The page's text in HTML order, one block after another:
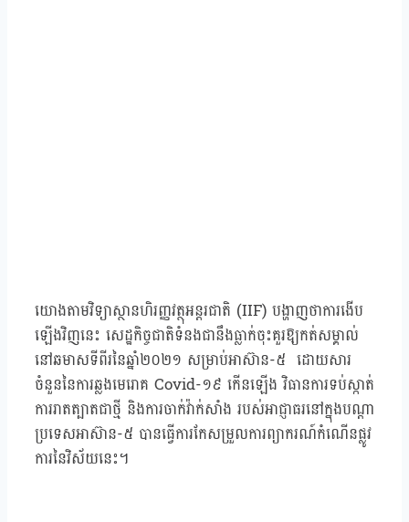
យោងតាមវិទ្យាស្ថានហិរញ្ញវត្ថុអន្តរជាតិ (IIF) បង្ហាញថាការងើប
ឡើងវិញនេះ សេដ្ឋកិច្ចជាតិទំនងជានឹងធ្លាក់ចុះគួរឱ្យកត់សម្គាល់
នៅឆមាសទីពីរនៃឆ្នាំ២០២១ សម្រាប់អាស៊ាន-៥ ដោយសារ
ចំនួននៃការឆ្លងមេរោគ Covid-១៩ កើនឡើង វិធានការទប់ស្កាត់
ការរាតត្បាតជាថ្មី និងការចាក់វ៉ាក់សាំង របស់អាជ្ញាធរនៅក្នុងបណ្តា
ប្រទេសអាស៊ាន-៥ បានធ្វើការកែសម្រួលការព្យាករណ៍កំណើនផ្លូវ
ការនៃវិស័យនេះ។